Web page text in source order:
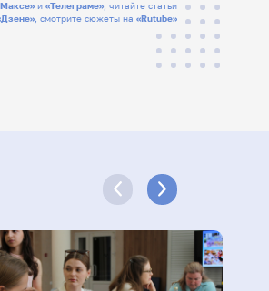
и«Телеграме» , читайте статьи
, смотрите сюжеты на«Rutube»